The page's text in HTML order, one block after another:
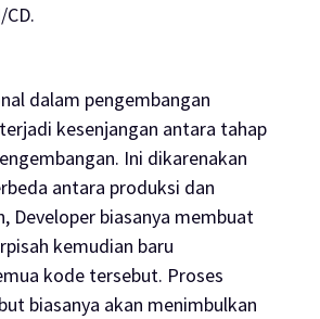
dalam pengembangan
kesenjangan antara tahap
Ini dikarenakan
antara produksi dan
Developer biasanya membuat
kemudian baru
kode tersebut. Proses
biasanya akan menimbulkan